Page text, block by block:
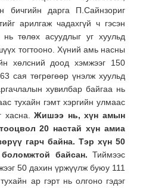
дарга П.Сайнзориг
арилгаж чадахгүй ч гэсэн
төлөх асуудлыг уг хуульд
тогтооно. Хүний амь насны
хөлсний доод хэмжээг 150
сая төгрөгөөр үнэлж хуульд
хувилбар байгаа нь
тухайн гэмт хэргийн улмаас
хасна.Жишээ нь, хүн амын
20 настай хүн амиа
гарч байна. Тэр хүн 50
байсан. Тиймээс
50 дахин үржүүлж буюу 111
ар гэрт нь олгоно гэдэг